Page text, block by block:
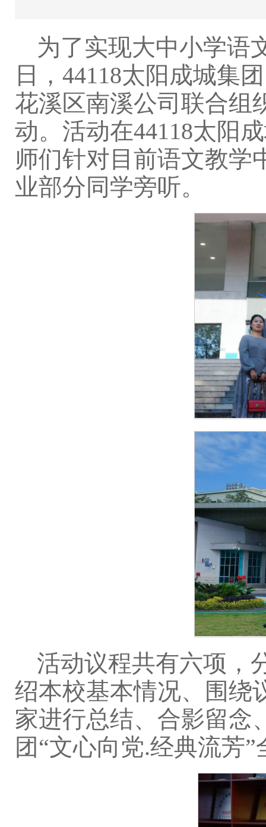
为了实现大中小学语
日，44118太阳成城集
花溪区南溪公司联合组
动。活动在44118太阳
师们针对目前语文教学
业部分同学旁听。
活动议程共有六项，
绍本校基本情况、围绕
家进行总结、合影留念
团“文心向党.经典流芳